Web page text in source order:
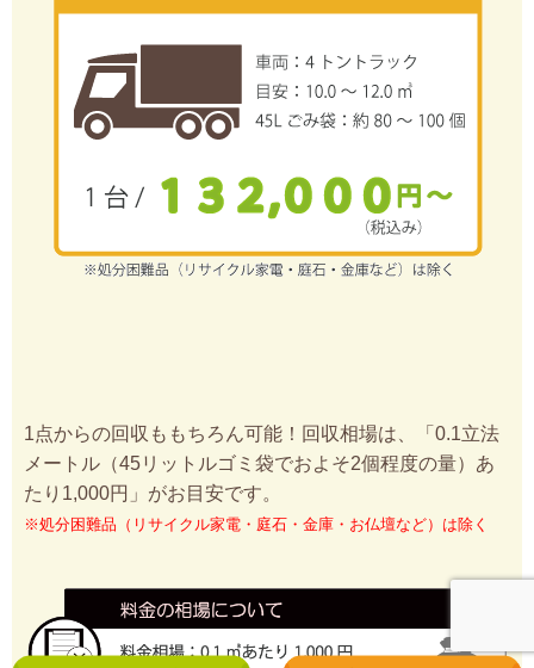
1点からの回収ももちろん可能！回収相場は、「0.1立法
メートル（45リットルゴミ袋でおよそ2個程度の量）あ
たり1,000円」がお目安です。
※処分困難品（リサイクル家電・庭石・金庫・お仏壇など）は除く